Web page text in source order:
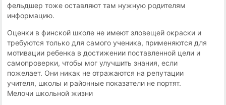
фельдшер тоже оставляют там нужную родителям
информацию.
Оценки в финской школе не имеют зловещей окраски и
требуются только для самого ученика, применяются для
мотивации ребенка в достижении поставленной цели и
самопроверки, чтобы мог улучшить знания, если
пожелает. Они никак не отражаются на репутации
учителя, школы и районные показатели не портят.
Мелочи школьной жизни